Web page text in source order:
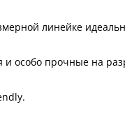
линейке
и особо прочные на